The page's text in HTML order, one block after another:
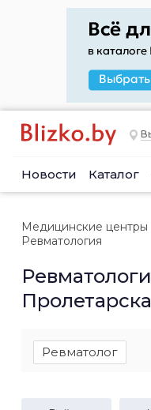
Новости Каталог
Медицинские центры
Ревматология
Ревматолог